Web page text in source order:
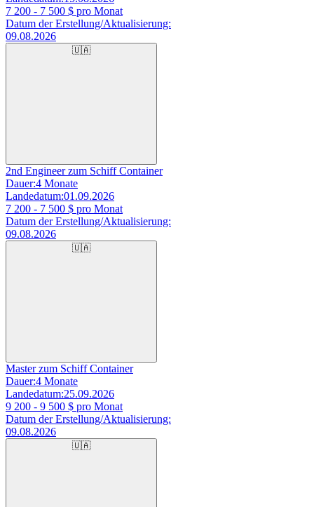
7 200 - 7 500 $ pro Monat
Datum der Erstellung/Aktualisierung:
09.08.2026
🇺🇦
2nd Engineer zum Schiff Container
Dauer:4 Monate
Landedatum:01.09.2026
7 200 - 7 500 $ pro Monat
Datum der Erstellung/Aktualisierung:
09.08.2026
🇺🇦
Master zum Schiff Container
Dauer:4 Monate
Landedatum:25.09.2026
9 200 - 9 500 $ pro Monat
Datum der Erstellung/Aktualisierung:
09.08.2026
🇺🇦